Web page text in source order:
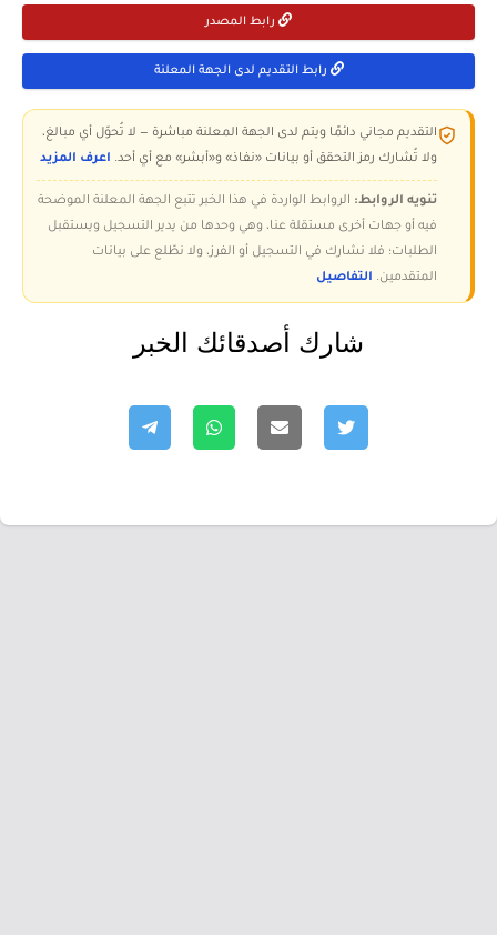
رابط المصدر
رابط التقديم لدى الجهة المعلنة
التقديم مجاني دائمًا ويتم لدى الجهة المعلنة مباشرة — لا تُحوّل أي مبالغ،
ولا تُشارك رمز التحقق أو بيانات «نفاذ» و«أبشر» مع أي أحد. اعرف المزيد
تنويه الروابط: الروابط الواردة في هذا الخبر تتبع الجهة المعلنة الموضحة
فيه أو جهات أخرى مستقلة عنا، وهي وحدها من يدير التسجيل ويستقبل
الطلبات؛ فلا نشارك في التسجيل أو الفرز، ولا نطّلع على بيانات
المتقدمين. التفاصيل
شارك أصدقائك الخبر